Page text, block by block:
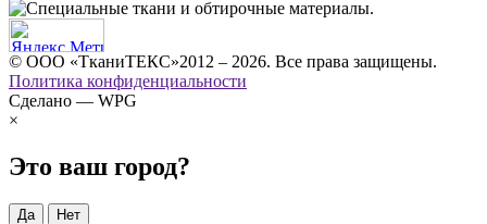
© ООО «ТканиТЕКС»2012 – 2026. Все права защищены.
Политика конфиденциальности
Сделано — WPG
×
Это ваш город?
Да Нет